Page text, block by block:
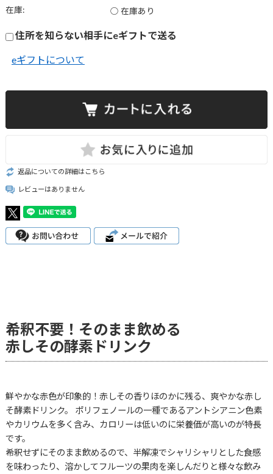
在庫: ○ 在庫あり
住所を知らない相手にeギフトで送る
eギフトについて
返品についての詳細はこちら
レビューはありません
希釈不要！そのまま飲める
赤しその酵素ドリンク
鮮やかな赤色が印象的！赤しその香りほのかに残る、爽やかな赤し
そ酵素ドリンク。 ポリフェノールの一種であるアントシアニン色素
やカリウムを多く含み、カロリーは低いのに栄養価が高いのが特長
です。
希釈せずにそのまま飲めるので、半解凍でシャリシャリとした食感
を味わったり、溶かしてフルーツの果肉を楽しんだりと様々な飲み